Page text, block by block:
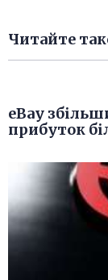
Читайте
eBay
прибуток